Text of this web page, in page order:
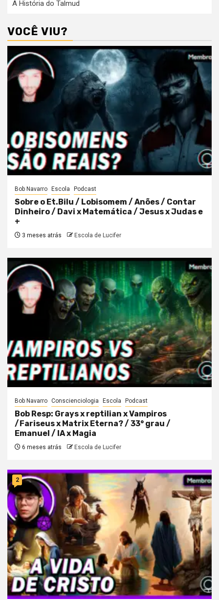
A História do Talmud
VOCÊ VIU?
Bob Navarro Escola Podcast
Sobre o Et.Bilu / Lobisomem / Anões / Contar
Dinheiro / Davi x Matemática / Jesus x Judas e
+
3 meses atrás Escola de Lucifer
Bob Navarro Conscienciologia Escola Podcast
Bob Resp: Grays x reptilian x Vampiros
/Fariseus x Matrix Eterna? / 33° grau /
Emanuel / IA x Magia
6 meses atrás Escola de Lucifer
2